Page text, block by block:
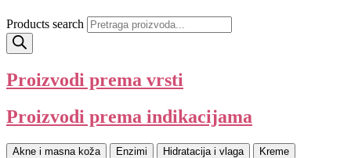
Products search
Proizvodi prema vrsti
Proizvodi prema indikacijama
Akne i masna koža Enzimi Hidratacija i vlaga
Kreme